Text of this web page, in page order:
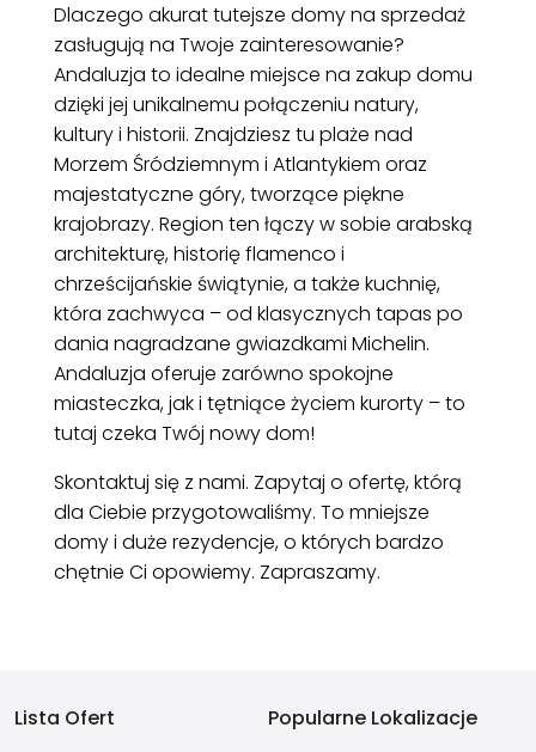
Dlaczego akurat tutejsze domy na sprzedaż
zasługują na Twoje zainteresowanie?
Andaluzja to idealne miejsce na zakup domu
dzięki jej unikalnemu połączeniu natury,
kultury i historii. Znajdziesz tu plaże nad
Morzem Śródziemnym i Atlantykiem oraz
majestatyczne góry, tworzące piękne
krajobrazy. Region ten łączy w sobie arabską
architekturę, historię flamenco i
chrześcijańskie świątynie, a także kuchnię,
która zachwyca – od klasycznych tapas po
dania nagradzane gwiazdkami Michelin.
Andaluzja oferuje zarówno spokojne
miasteczka, jak i tętniące życiem kurorty – to
tutaj czeka Twój nowy dom!
Skontaktuj się z nami. Zapytaj o ofertę, którą
dla Ciebie przygotowaliśmy. To mniejsze
domy i duże rezydencje, o których bardzo
chętnie Ci opowiemy. Zapraszamy.
Lista Ofert
Popularne Lokalizacje